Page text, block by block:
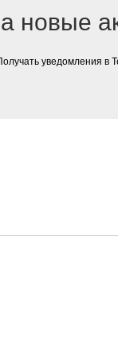
новые
уведомления в